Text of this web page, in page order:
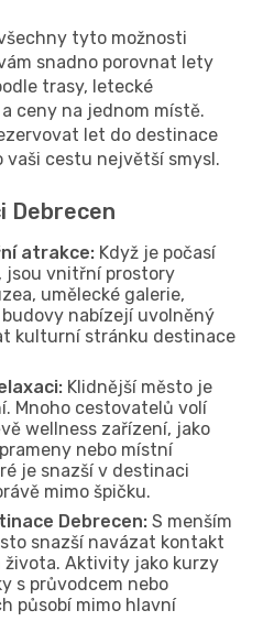
tyto možnosti
snadno porovnat lety
trasy, letecké
ceny na jednom místě.
let do destinace
vaši cestu největší smysl.
Debrecen
atrakce: Když je počasí
jsou vnitřní prostory
umělecké galerie,
nabízejí uvolněný
kulturní stránku destinace
Klidnější město je
Mnoho cestovatelů volí
wellness zařízení, jako
nebo místní
je snazší v destinaci
mimo špičku.
Debrecen: S menším
snazší navázat kontakt
života. Aktivity jako kurzy
s průvodcem nebo
působí mimo hlavní